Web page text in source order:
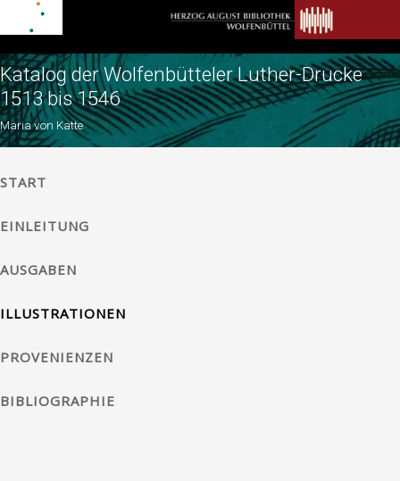
Katalog der Wolfenbütteler Luther-Drucke
1513 bis 1546
Maria von Katte
START
EINLEITUNG
AUSGABEN
ILLUSTRATIONEN
PROVENIENZEN
BIBLIOGRAPHIE